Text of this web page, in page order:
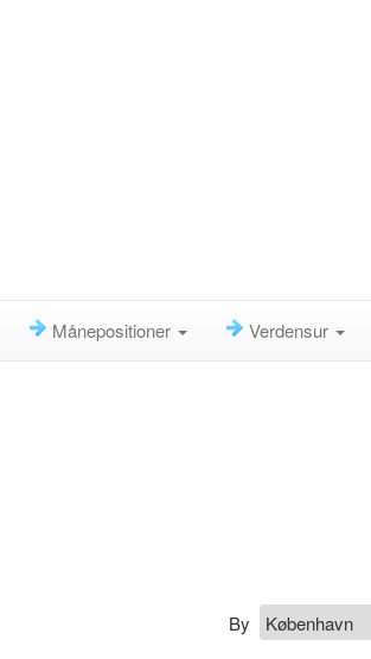
Månepositioner Verdensur
By